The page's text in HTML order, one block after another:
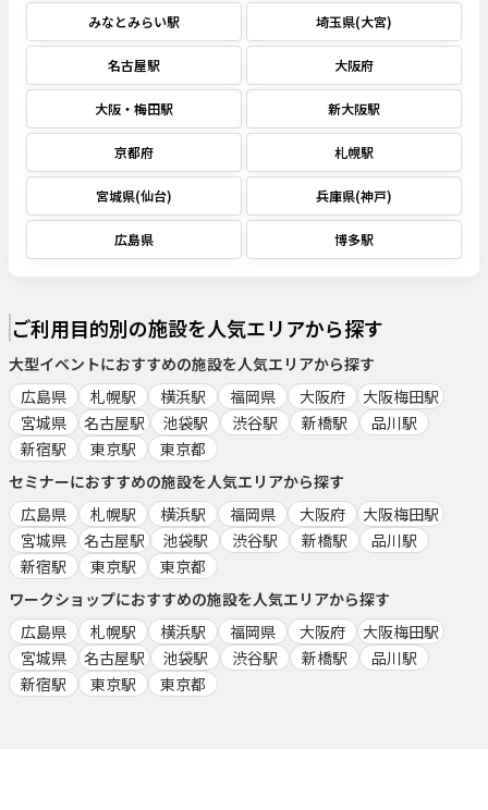
みなとみらい駅 埼玉県(大宮)
名古屋駅 大阪府
大阪・梅田駅 新大阪駅
京都府 札幌駅
宮城県(仙台) 兵庫県(神戸)
広島県 博多駅
ご利用目的別の施設を人気エリアから探す
大型イベントにおすすめの施設を人気エリアから探す
広島県
札幌駅 横浜駅 福岡県 大阪府
大阪梅田駅
宮城県
名古屋駅 池袋駅 渋谷駅 新橋駅
品川駅
新宿駅
東京駅
東京都
セミナーにおすすめの施設を人気エリアから探す
広島県
札幌駅 横浜駅 福岡県 大阪府
大阪梅田駅
宮城県
名古屋駅 池袋駅 渋谷駅 新橋駅
品川駅
新宿駅
東京駅
東京都
ワークショップにおすすめの施設を人気エリアから探す
広島県
札幌駅 横浜駅 福岡県 大阪府
大阪梅田駅
宮城県
名古屋駅 池袋駅 渋谷駅 新橋駅
品川駅
新宿駅
東京駅 東京都